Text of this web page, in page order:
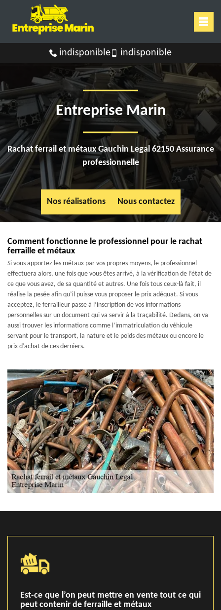
indisponible indisponible
Entreprise Marin
Rachat ferrail et métaux Gauchin Legal 62150 Assurance
professionnelle
Nos réalisations Nous contactez
Comment fonctionne le professionnel pour le rachat
ferraille et métaux
Si vous apportez les métaux par vos propres moyens, le professionnel
effectuera alors, une fois que vous êtes arrivé, à la vérification de l’état de
ce que vous avez, de sa quantité et autres. Une fois tous ceux-là fait, il
réalise la pesée afin qu’il puisse vous proposer le prix adéquat. Si vous
acceptez, le ferrailleur passe à l’inscription de vos informations
personnelles sur un document qui va servir à la traçabilité. Dedans, on va
aussi trouver les informations comme l’immatriculation du véhicule
servant pour le transport, la nature et le poids des métaux ou encore le
prix d’achat de ces derniers.
Est-ce que l’on peut mettre en vente tout ce qui
peut contenir de ferraille et métaux